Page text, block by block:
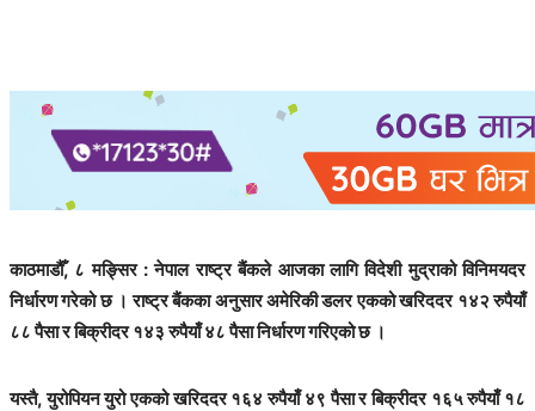
काठमाडौँ, ८ मङ्सिर : नेपाल राष्ट्र बैंकले आजका लागि विदेशी मुद्राको विनिमयदर
निर्धारण गरेको छ । राष्ट्र बैंकका अनुसार अमेरिकी डलर एकको खरिददर १४२ रुपैयाँ
८८ पैसा र बिक्रीदर १४३ रुपैयाँ ४८ पैसा निर्धारण गरिएको छ ।
यस्तै, युरोपियन युरो एकको खरिददर १६४ रुपैयाँ ४९ पैसा र बिक्रीदर १६५ रुपैयाँ १८